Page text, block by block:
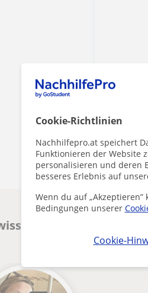
Cookie-Richtlinien
Nachhilfepro.at speichert
Funktionieren der Website
personalisieren und deren
besseres Erlebnis auf
Wenn du auf
Bedingungen unserer
Cookie-
Enthält